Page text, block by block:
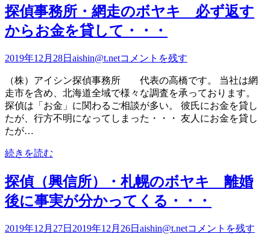
探偵事務所・網走のボヤキ 必ず返す
からお金を貸して・・・
2019年12月28日 aishin@t.netコメントを残す
（株）アイシン探偵事務所 代表の高橋です。 当社は網
走市を含め、北海道全域で様々な調査を承っております。
探偵は「お金」に関わるご相談が多い。 彼氏にお金を貸し
たが、行方不明になってしまった・・・ 友人にお金を貸し
たが…
続きを読む
探偵（興信所）・札幌のボヤキ 離婚
後に事実が分かってくる・・・
2019年12月27日 2019年12月26日 aishin@t.netコメントを残す